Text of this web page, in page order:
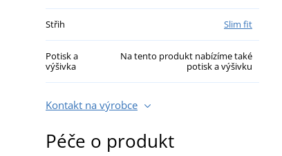
Střih Slim fit
Potisk a
výšivka
Na tento produkt nabízíme také
potisk a výšivku
Kontakt na výrobce
Péče o produkt